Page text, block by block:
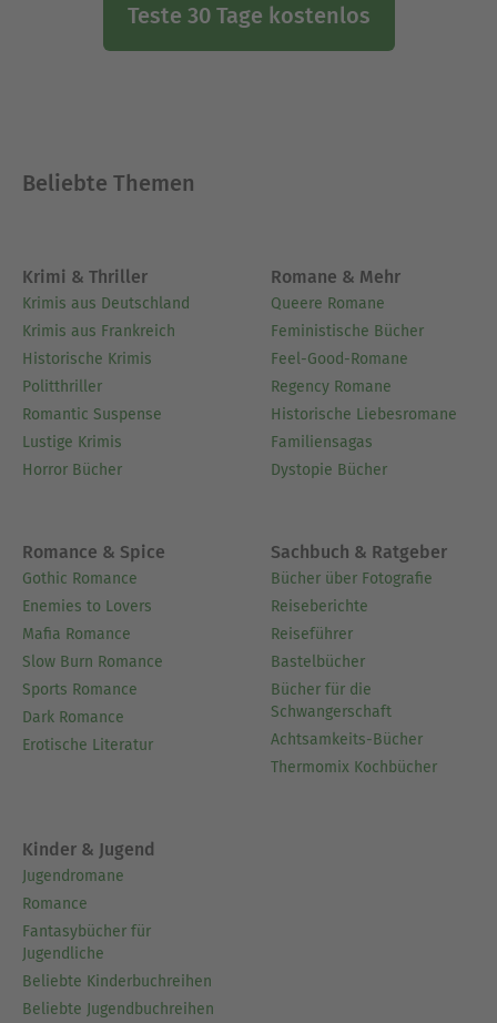
Teste 30 Tage kostenlos
Beliebte Themen
Krimi & Thriller
Krimis aus Deutschland
Krimis aus Frankreich
Historische Krimis
Politthriller
Romantic Suspense
Lustige Krimis
Horror Bücher
Romane & Mehr
Queere Romane
Feministische Bücher
Feel-Good-Romane
Regency Romane
Historische Liebesromane
Familiensagas
Dystopie Bücher
Romance & Spice
Gothic Romance
Enemies to Lovers
Mafia Romance
Slow Burn Romance
Sports Romance
Dark Romance
Erotische Literatur
Sachbuch & Ratgeber
Bücher über Fotografie
Reiseberichte
Reiseführer
Bastelbücher
Bücher für die
Schwangerschaft
Achtsamkeits-Bücher
Thermomix Kochbücher
Kinder & Jugend
Jugendromane
Romance
Fantasybücher für
Jugendliche
Beliebte Kinderbuchreihen
Beliebte Jugendbuchreihen